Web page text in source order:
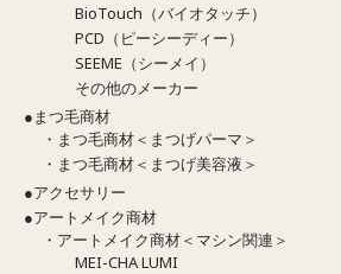
BioTouch（バイオタッチ）
PCD（ピーシーディー）
SEEME（シーメイ）
その他のメーカー
●まつ毛商材
・まつ毛商材＜まつげパーマ＞
・まつ毛商材＜まつげ美容液＞
●アクセサリー
●アートメイク商材
・アートメイク商材＜マシン関連＞
MEI-CHA LUMI